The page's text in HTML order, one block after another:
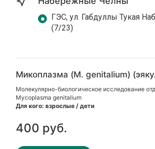
ГЭС, ул. Габдуллы Тукая
(7/23)
Микоплазма (M. genitalium)
Молекулярно-биологическое исследование
Mycoplasma genitalium
Для кого: взрослые / дети
400 руб.